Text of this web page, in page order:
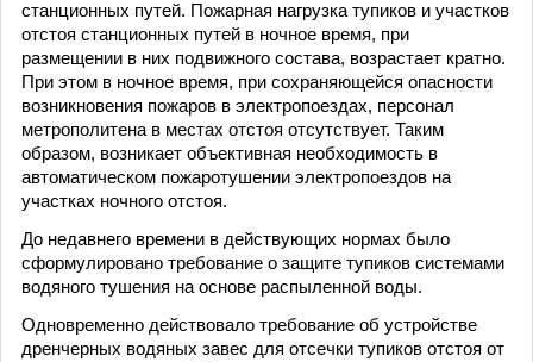
станционных путей. Пожарная нагрузка тупиков и участков
отстоя станционных путей в ночное время, при
размещении в них подвижного состава, возрастает кратно.
При этом в ночное время, при сохраняющейся опасности
возникновения пожаров в электропоездах, персонал
метрополитена в местах отстоя отсутствует. Таким
образом, возникает объективная необходимость в
автоматическом пожаротушении электропоездов на
участках ночного отстоя.
До недавнего времени в действующих нормах было
сформулировано требование о защите тупиков системами
водяного тушения на основе распыленной воды.
Одновременно действовало требование об устройстве
дренчерных водяных завес для отсечки тупиков отстоя от